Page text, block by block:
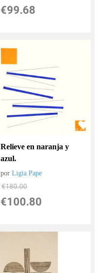
€99.68
Relieve en naranja y
azul.
porLigia Pape
€180.00
€100.80